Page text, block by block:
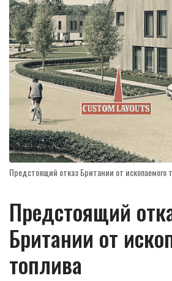
Предстоящий отказ Британии от ископаемого
Предстоящий
Британии от
топлива